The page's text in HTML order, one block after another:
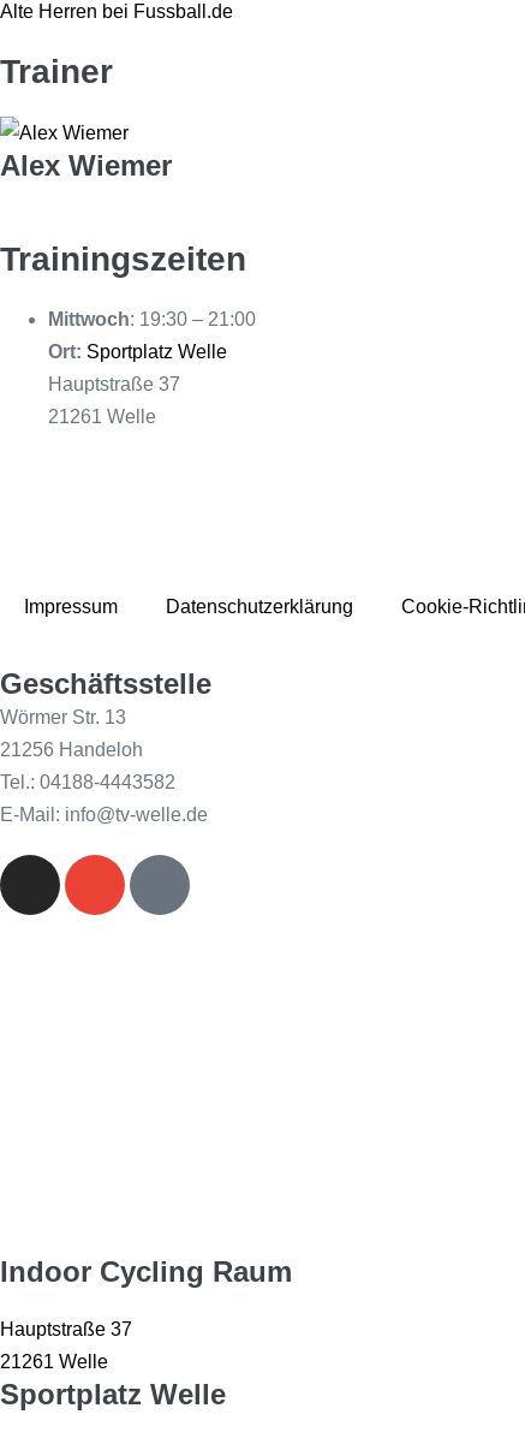
Alte Herren bei Fussball.de
Trainer
Alex Wiemer
Trainingszeiten
Mittwoch: 19:30 – 21:00
Ort: Sportplatz Welle
Hauptstraße 37
21261 Welle
Impressum Datenschutzerklärung Cookie-
Geschäftsstelle
Wörmer Str. 13
21256 Handeloh
Tel.: 04188-4443582
E-Mail: info@tv-welle.de
Indoor Cycling Raum
Hauptstraße 37
21261 Welle
Sportplatz Welle